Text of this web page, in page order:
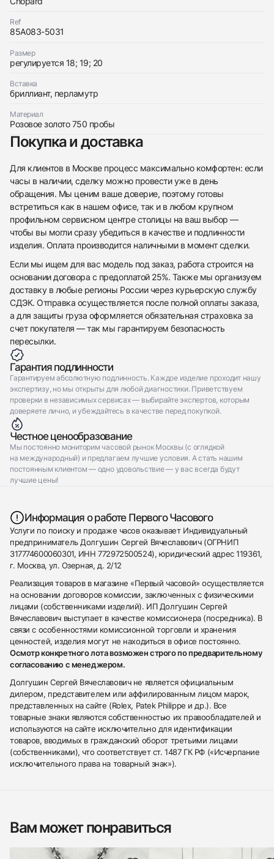
Ref
85A083-5031
Размер
регулируется 18; 19; 20
Вставка
бриллиант, перламутр
Материал
Розовое золото 750 пробы
Покупка и доставка
Для клиентов в Москве процесс максимально комфортен: если
часы в наличии, сделку можно провести уже в день
обращения. Мы ценим ваше доверие, поэтому готовы
встретиться как в нашем офисе, так и в любом крупном
профильном сервисном центре столицы на ваш выбор —
чтобы вы могли сразу убедиться в качестве и подлинности
изделия. Оплата производится наличными в момент сделки.
Если мы ищем для вас модель под заказ, работа строится на
основании договора с предоплатой 25%. Также мы организуем
доставку в любые регионы России через курьерскую службу
СДЭК. Отправка осуществляется после полной оплаты заказа,
а для защиты груза оформляется обязательная страховка за
счет покупателя — так мы гарантируем безопасность
пересылки.
Гарантия подлинности
Гарантируем абсолютную подлинность. Каждое изделие проходит нашу
экспертизу, но мы открыты для любой диагностики. Приветствуем
проверки в независимых сервисах — выбирайте экспертов, которым
доверяете лично, и убеждайтесь в качестве перед покупкой.
Честное ценообразование
Мы постоянно мониторим часовой рынок Москвы (с оглядкой
на международный) и предлагаем лучшие условия. А стать нашим
постоянным клиентом — одно удовольствие — у вас всегда будут
лучшие цены!
Информация о работе Первого Часового
Услуги по поиску и продаже часов оказывает Индивидуальный
предприниматель Долгушин Сергей Вячеславович (ОГРНИП
317774600060301, ИНН 772972500524), юридический адрес 119361,
г. Москва, ул. Озерная, д. 2/12
Реализация товаров в магазине «Первый часовой» осуществляется
на основании договоров комиссии, заключенных с физическими
лицами (собственниками изделий). ИП Долгушин Сергей
Вячеславович выступает в качестве комиссионера (посредника). В
связи с особенностями комиссионной торговли и хранения
ценностей, изделия могут не находиться в офисе постоянно.
Осмотр конкретного лота возможен строго по предварительному
согласованию с менеджером.
Долгушин Сергей Вячеславович не является официальным
дилером, представителем или аффилированным лицом марок,
представленных на сайте (Rolex, Patek Philippe и др.). Все
товарные знаки являются собственностью их правообладателей и
используются на сайте исключительно для идентификации
товаров, вводимых в гражданский оборот третьими лицами
(собственниками), что соответствует ст. 1487 ГК РФ («Исчерпание
исключительного права на товарный знак»).
Заказать эти часы
Оставьте ваши контактные данные и мы свяжемся
с вами
Chopard
Браслет Happy Hearts Wings
НовыеКоробка + Документы
$2,600
Отправить заявку
Трейд-ин часов
Оставьте ваши контактные данные и мы свяжемся
с вами
НовыеКоробка + Документы
$2,600
Приложите фото ваших часов…
Отправить заявку
Вам может понравиться